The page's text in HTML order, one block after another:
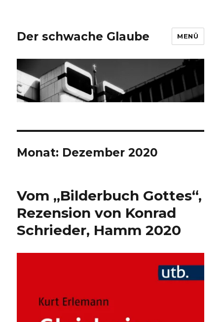
Der schwache Glaube MENÜ
Monat: Dezember 2020
Vom „Bilderbuch Gottes“,
Rezension von Konrad
Schrieder, Hamm 2020